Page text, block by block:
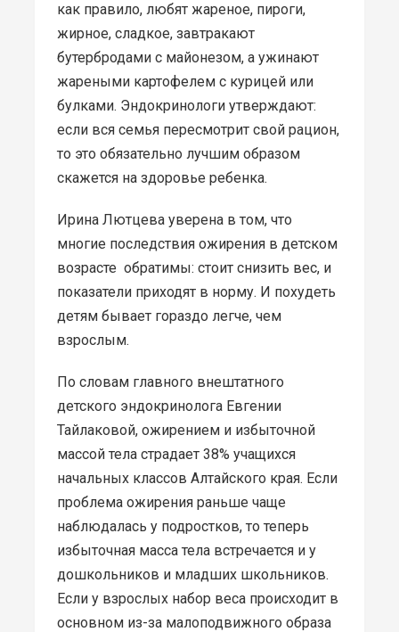
как правило, любят жареное, пироги,
жирное, сладкое, завтракают
бутербродами с майонезом, а ужинают
жареными картофелем с курицей или
булками. Эндокринологи утверждают:
если вся семья пересмотрит свой рацион,
то это обязательно лучшим образом
скажется на здоровье ребенка.
Ирина Лютцева уверена в том, что
многие последствия ожирения в детском
возрасте обратимы: стоит снизить вес, и
показатели приходят в норму. И похудеть
детям бывает гораздо легче, чем
взрослым.
По словам главного внештатного
детского эндокринолога Евгении
Тайлаковой, ожирением и избыточной
массой тела страдает 38% учащихся
начальных классов Алтайского края. Если
проблема ожирения раньше чаще
наблюдалась у подростков, то теперь
избыточная масса тела встречается и у
дошкольников и младших школьников.
Если у взрослых набор веса происходит в
основном из-за малоподвижного образа